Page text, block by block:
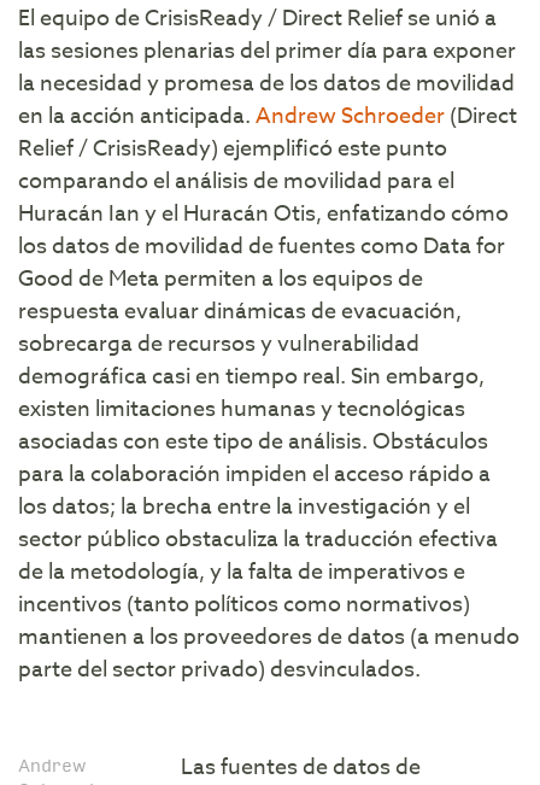
El equipo de CrisisReady / Direct Relief se unió a
las sesiones plenarias del primer día para exponer
la necesidad y promesa de los datos de movilidad
en la acción anticipada.Andrew Schroeder(Direct
Relief / CrisisReady) ejemplificó este punto
comparando el análisis de movilidad para el
Huracán Ian y el Huracán Otis, enfatizando cómo
los datos de movilidad de fuentes como Data for
Good de Meta permiten a los equipos de
respuesta evaluar dinámicas de evacuación,
sobrecarga de recursos y vulnerabilidad
demográfica casi en tiempo real. Sin embargo,
existen limitaciones humanas y tecnológicas
asociadas con este tipo de análisis. Obstáculos
para la colaboración impiden el acceso rápido a
los datos; la brecha entre la investigación y el
sector público obstaculiza la traducción efectiva
de la metodología, y la falta de imperativos e
incentivos (tanto políticos como normativos)
mantienen a los proveedores de datos (a menudo
parte del sector privado) desvinculados.
Andrew
Las fuentes de datos de